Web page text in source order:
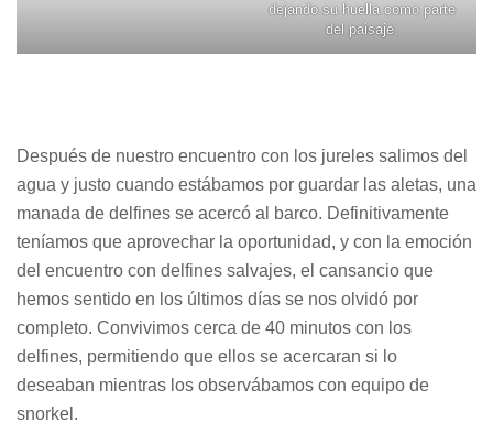
dejando su huella como parte
del paisaje.
Después de nuestro encuentro con los jureles salimos del
agua y justo cuando estábamos por guardar las aletas, una
manada de delfines se acercó al barco. Definitivamente
teníamos que aprovechar la oportunidad, y con la emoción
del encuentro con delfines salvajes, el cansancio que
hemos sentido en los últimos días se nos olvidó por
completo. Convivimos cerca de 40 minutos con los
delfines, permitiendo que ellos se acercaran si lo
deseaban mientras los observábamos con equipo de
snorkel.